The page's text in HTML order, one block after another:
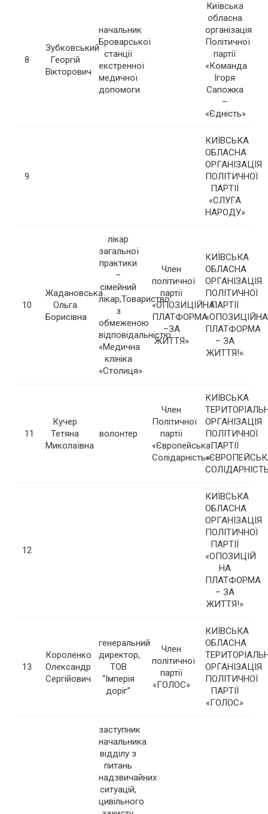
8
Зубковський
Георгій
Вікторович
начальник
Броварської
станції
екстренної
медичної
допомоги
Київська
обласна
організація
Політичної
партії
«Команда
Ігоря
Сапожка
–
«Єдність»
9
КИЇВСЬКА
ОБЛАСНА
ОРГАНІЗАЦІЯ
ПОЛІТИЧНОЇ
ПАРТІЇ
«СЛУГА
НАРОДУ»
10
Жадановська
Ольга
Борисівна
лікар
загальної
практики
–
сімейний
лікар,Товариство
з
обмеженою
відповідальністю
«Медична
клініка
«Столиця»
Член
політичної
партії
«ОПОЗИЦІЙНА
ПЛАТФОРМА
–ЗА
ЖИТТЯ»
КИЇВСЬКА
ОБЛАСНА
ОРГАНІЗАЦІЯ
ПОЛІТИЧНОЇ
ПАРТІЇ
«ОПОЗИЦІЙНА
ПЛАТФОРМА
– ЗА
ЖИТТЯ!»
11
Кучер
Тетяна
Миколаївна
волонтер
Член
Політичної
партії
«Європейська
Солідарність»
КИЇВСЬКА
ОРГАНІЗАЦІЯ
ПОЛІТИЧНОЇ
ПАРТІЇ
12
КИЇВСЬКА
ОБЛАСНА
ОРГАНІЗАЦІЯ
ПОЛІТИЧНОЇ
ПАРТІЇ
«ОПОЗИЦІЙ
НА
ПЛАТФОРМА
– ЗА
ЖИТТЯ!»
13
Короленко
Олександр
Сергійович
генеральний
директор,
ТОВ
“Імперія
доріг”
Член
політичної
партії
«ГОЛОС»
КИЇВСЬКА
ОБЛАСНА
ОРГАНІЗАЦІЯ
ПОЛІТИЧНОЇ
ПАРТІЇ
«ГОЛОС»
заступник
начальника
відділу з
питань
надзвичайних
ситуацій,
цивільного